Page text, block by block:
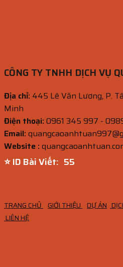
CÔNG TY TNHH DỊCH VỤ
Địa chỉ: 445 Lê Văn Lương, P.
Minh
Điện thoại:0961 345 997 -
Email:
Website :
⭐ ID Bài Viết: 54
TRANG CHỦ GIỚI THIỆU DỰ ÁN
LIÊN HỆ